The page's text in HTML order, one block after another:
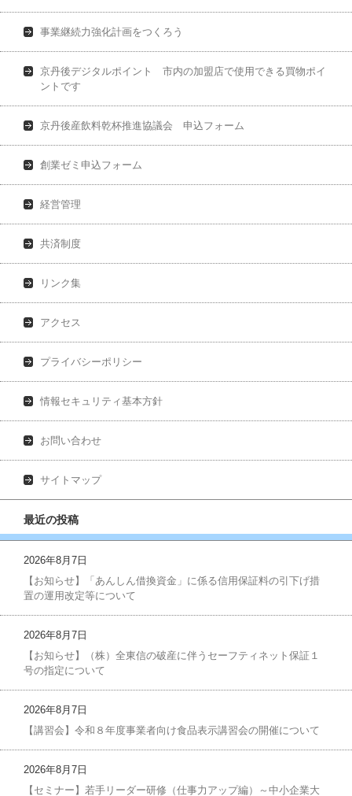
事業継続力強化計画をつくろう
京丹後デジタルポイント 市内の加盟店で使用できる買物ポイ
ントです
京丹後産飲料乾杯推進協議会 申込フォーム
創業ゼミ申込フォーム
経営管理
共済制度
リンク集
アクセス
プライバシーポリシー
情報セキュリティ基本方針
お問い合わせ
サイトマップ
最近の投稿
2026年8月7日
【お知らせ】「あんしん借換資金」に係る信用保証料の引下げ措
置の運用改定等について
2026年8月7日
【お知らせ】（株）全東信の破産に伴うセーフティネット保証１
号の指定について
2026年8月7日
【講習会】令和８年度事業者向け食品表示講習会の開催について
2026年8月7日
【セミナー】若手リーダー研修（仕事力アップ編）～中小企業大